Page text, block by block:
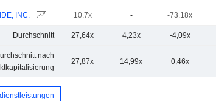
INC. 10.7x - -73.18x
Durchschnitt 27,64x 4,23x -4,09x
nach
27,87x 14,99x 0,46x